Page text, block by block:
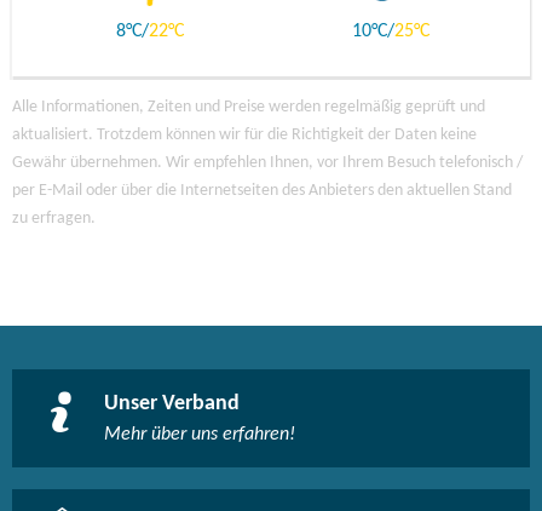
8 22 10 25
Alle Informationen, Zeiten und Preise werden regelmäßig geprüft und
aktualisiert. Trotzdem können wir für die Richtigkeit der Daten keine
Gewähr übernehmen. Wir empfehlen Ihnen, vor Ihrem Besuch telefonisch /
per E-Mail oder über die Internetseiten des Anbieters den aktuellen Stand
zu erfragen.
Unser Verband
Mehr über uns erfahren!